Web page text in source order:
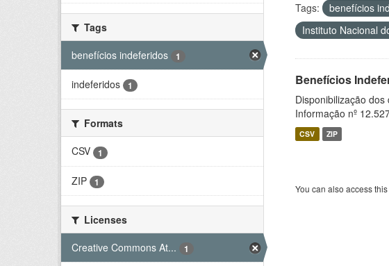
Tags
benefícios indeferidos
1
indeferidos 1
Formats
CSV
1
ZIP 1
Licenses
Creative Commons At...
1
Tags: benefícios
Instituto Nacional
Benefícios
Disponibilização
Informação nº
CSV ZIP
You can also access